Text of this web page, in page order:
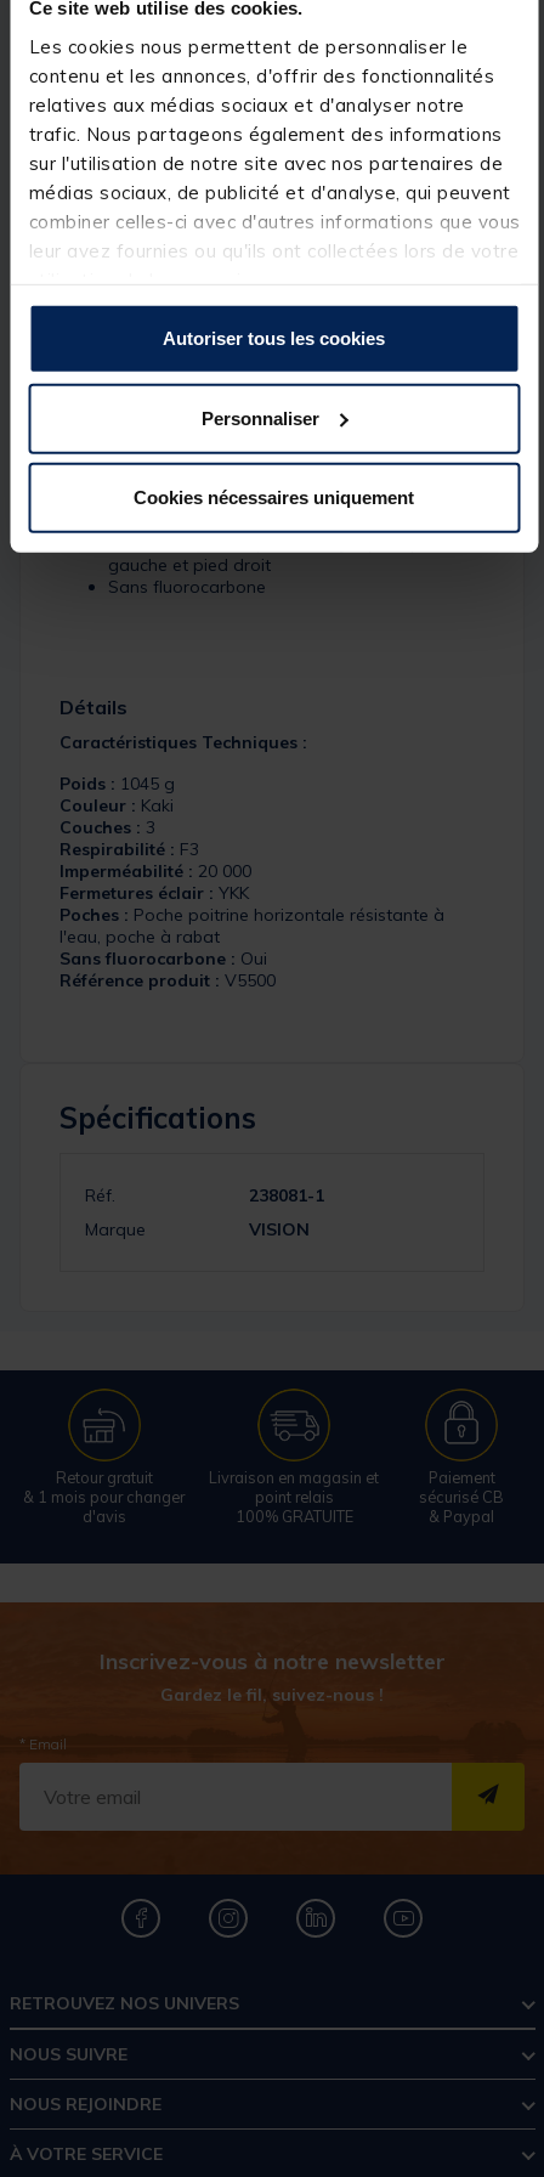
Ce site web utilise des cookies.
Les cookies nous permettent de personnaliser le
contenu et les annonces, d'offrir des fonctionnalités
relatives aux médias sociaux et d'analyser notre
trafic. Nous partageons également des informations
sur l'utilisation de notre site avec nos partenaires de
médias sociaux, de publicité et d'analyse, qui peuvent
combiner celles-ci avec d'autres informations que vous
leur avez fournies ou qu'ils ont collectées lors de votre
Autoriser tous les cookies
Personnaliser
Cookies nécessaires uniquement
longévité accrue. La coupe duwaderest optimisée
pour réduire les coutures dans les zones critiques. La
grande poche frontale permet de ranger de
nombreux accessoires, tandis que la poche intérieure
à rabat est idéale pour sécuriser les objets précieux.
Cette poche intérieure est également équipée d’un
velcro pour attacher une pochette imperméable
pour téléphone. Les bretelles et la ceinture
ajustables, en matériau élastique, permettent un
confort optimal.
Tissu F3™ imperméable et respirant
Coupe incurvée NoSeam™ pour un ajustement
parfait
Grande poche frontale avec fermeture éclair
Ceinture et bretelles assorties
Poche intérieure à rabat avec fermeture éclair
gauche et pied droit
Sans fluorocarbone
Détails
Caractéristiques Techniques :
Poids : 1045 g
Couleur : Kaki
Couches : 3
Respirabilité : F3
Imperméabilité : 20 000
Fermetures éclair : YKK
Poches : Poche poitrine horizontale résistante à
l'eau, poche à rabat
Sans fluorocarbone : Oui
Référence produit : V5500
Spécifications
Réf.
238081-1
Marque
VISION
Retour gratuit
& 1 mois pour changer
d'avis
Livraison en magasin et
point relais
100% GRATUITE
Paiement
sécurisé CB
& Paypal
Inscrivez-vous à notre newsletter
Gardez le fil, suivez-nous !
* Email
RETROUVEZ NOS UNIVERS
NOUS SUIVRE
NOUS REJOINDRE
À VOTRE SERVICE